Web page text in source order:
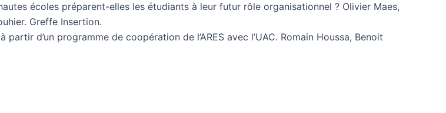
écoles préparent-elles les étudiants à leur futur rôle organisationnel ? Olivier Maes,
Greffe Insertion.
d’un programme de coopération de l’ARES avec l’UAC. Romain Houssa, Benoit